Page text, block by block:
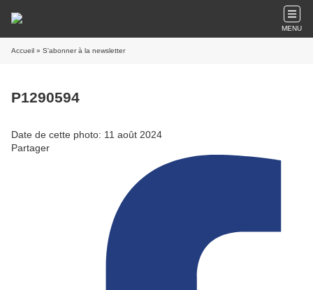
MENU
Accueil » S'abonner à la newsletter
P1290594
Date de cette photo: 11 août 2024
Partager